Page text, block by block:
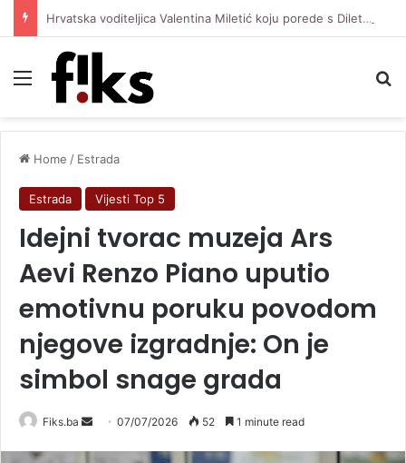
Hrvatska voditeljica Valentina Miletić koju porede s Dilettom Leotom oduševila pozirajući u bikiniju
Menu
Home / Estrada
Estrada Vijesti Top 5
Idejni tvorac muzeja Ars
Aevi Renzo Piano uputio
emotivnu poruku povodom
njegove izgradnje: On je
simbol snage grada
Fiks.ba
Send07/07/2026 52 1 minute read